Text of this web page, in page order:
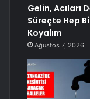
Gelin, Acıları
Süreçte Hep
Koyalım
Ağustos 7, 2026